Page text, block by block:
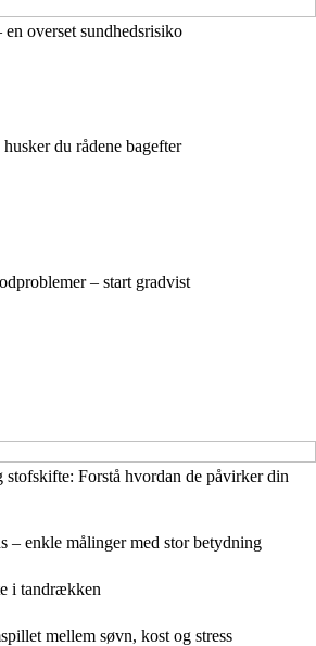
overset sundhedsrisiko
du rådene bagefter
– start gradvist
Forstå hvordan de påvirker din
– enkle målinger med stor betydning
i tandrækken
mellem søvn, kost og stress